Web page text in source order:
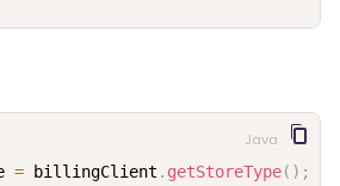
= billingClient . getStoreType( ) ;
Java